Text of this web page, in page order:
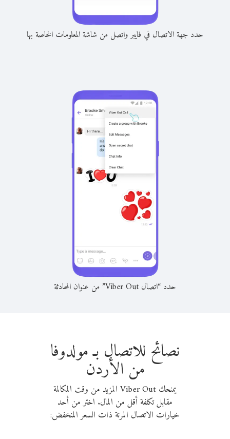
حدد جهة الاتصال في فايبر واتصل من شاشة المعلومات الخاصة بها
حدد “اتصال Viber Out” من عنوان المحادثة
نصائح للاتصال بـ مولدوفا
من الأردن
يمنحك Viber Out المزيد من وقت المكالمة
مقابل تكلفة أقل من المال. اختر من أحد
خيارات الاتصال المرنة ذات السعر المنخفض: